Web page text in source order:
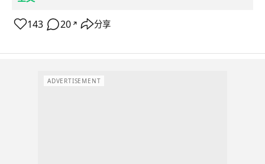
143 20 ↗ 分享
ADVERTISEMENT